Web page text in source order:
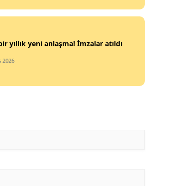
Tokat
yıllık yeni anlaşma! İmzalar atıldı
2026